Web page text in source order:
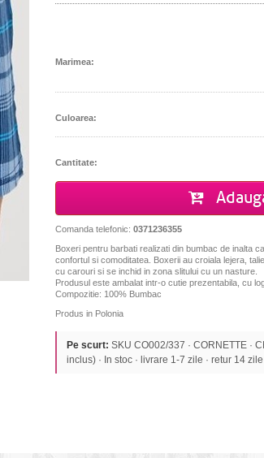
Marimea:
Culoarea:
Cantitate:
Comanda telefonic: 0371236355
Boxeri pentru barbati realizati din bumbac de inalta
confortul si comoditatea. Boxerii au croiala lejera,
cu carouri si se inchid in zona slitului cu un nasture.
Produsul este ambalat intr-o cutie prezentabila, cu
Compozitie: 100% Bumbac
Produs in Polonia
Pe scurt: SKU CO002/337 · CORNETTE ·
inclus) · In stoc · livrare 1-7 zile · retur 14 zile